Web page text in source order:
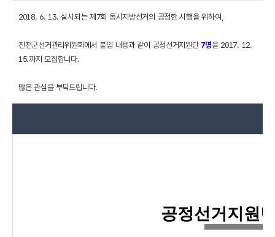
2018. 6. 13. 실시되는 제7회 동시지방선거의 공정한 시행을 위하여,
진천군선거관리위원회에서 붙임 내용과 같이 공정선거지원단 7명을 2017. 12.
15.까지 모집합니다.
많은 관심을 부탁드립니다.